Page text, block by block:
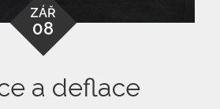
ZÁŘ
08
a deflace